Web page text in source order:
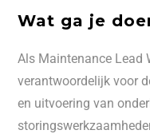
Wat ga je
Als Maintenance Lead
verantwoordelijk voor
en uitvoering van